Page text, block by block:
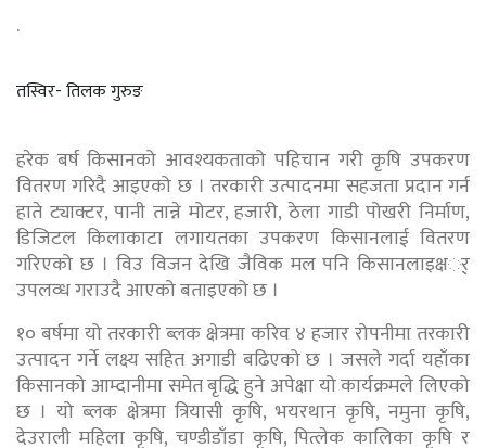
.
तस्विर- तिलक गुरुङ
हरेक बर्ष किसानको आवश्यकताको पहिचान गरी कृषि उपकरण
वितरण गरिदै आइएको छ । तरकारी उत्पादनमा सहजता प्रदान गर्न
हाते ट्याक्टर, पानी तान्ने मोटर, हजारी, ठेला गाडी पोखरी निर्माण,
डिजिटल किलाकाटा लगायतका उपकरण किसानलाई वितरण
गरिएको छ । विउ विजन देखि जैविक मल पनि किसानलाइक्षर््
उपलव्ध गराउदै आएको बताइएको छ ।
१० बर्षमा यो तरकारी ब्लक क्षेत्रमा करिव ४ हजार रोपनीमा तरकारी
उत्पादन गर्ने लक्ष्य सहित अगाडी बढिएको छ । जसले गर्दा यहाँका
किसानको आम्दानीमा समेत बृद्धि हुने अपेक्षा यो कार्यक्रमले लिएको
छ । यो ब्लक क्षेत्रमा त्रियासी कृषि, भयरथान कृषि, नमुना कृषि,
देउराली महिला कृषि, चण्डीडाँडा कृषि, पित्लेक कालिका कृषि र